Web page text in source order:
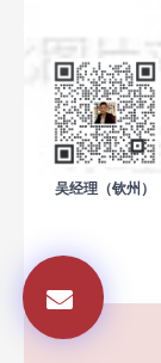
吴经理（钦州）